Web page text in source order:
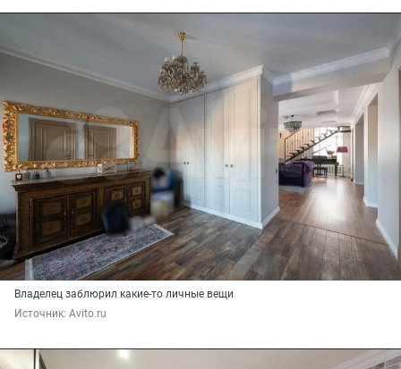
Владелец заблюрил какие-то личные вещи
Источник: Avito.ru